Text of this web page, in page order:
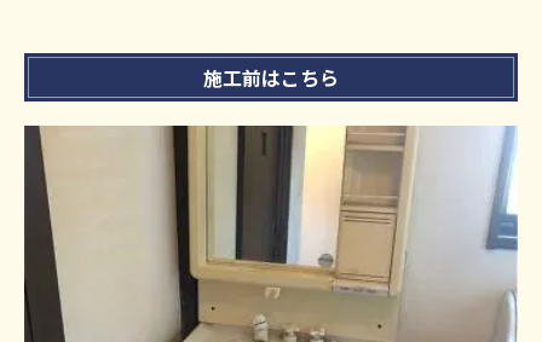
施工前はこちら